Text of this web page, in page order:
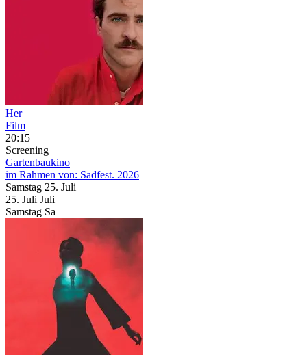
Her
Film
20:15
Screening
Gartenbaukino
im Rahmen von: Sadfest. 2026
Samstag 25. Juli
25. Juli Juli
Samstag Sa